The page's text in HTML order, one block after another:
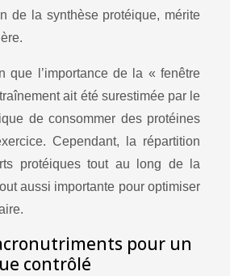
de la synthèse protéique, mérite
que l’importance de la « fenêtre
ait été surestimée par le
de consommer des protéines
Cependant, la répartition
protéiques tout au long de la
aussi importante pour optimiser
pour un
contrôlé